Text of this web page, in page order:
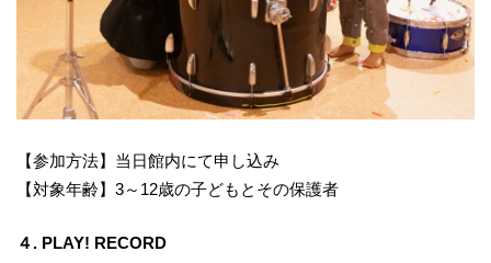
【参加方法】当日館内にて申し込み
【対象年齢】3～12歳の子どもとその保護者
４. PLAY! RECORD